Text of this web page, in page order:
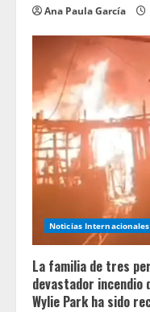
Ana Paula García
Noticias Internacionales
La familia de tres
devastador incendio
Wylie Park ha sido